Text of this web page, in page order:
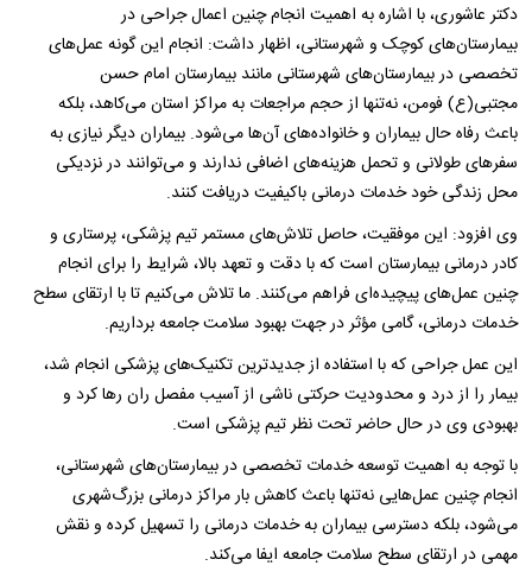
دکتر عاشوری، با اشاره به اهمیت انجام چنین اعمال جراحی در
بیمارستان‌های کوچک و شهرستانی، اظهار داشت: انجام این گونه عمل‌های
تخصصی در بیمارستان‌های شهرستانی مانند بیمارستان امام حسن
مجتبی(ع) فومن، نه‌تنها از حجم مراجعات به مراکز استان می‌کاهد، بلکه
باعث رفاه حال بیماران و خانواده‌های آن‌ها می‌شود. بیماران دیگر نیازی به
سفرهای طولانی و تحمل هزینه‌های اضافی ندارند و می‌توانند در نزدیکی
محل زندگی خود خدمات درمانی باکیفیت دریافت کنند.
وی افزود: این موفقیت، حاصل تلاش‌های مستمر تیم پزشکی، پرستاری و
کادر درمانی بیمارستان است که با دقت و تعهد بالا، شرایط را برای انجام
چنین عمل‌های پیچیده‌ای فراهم می‌کنند. ما تلاش می‌کنیم تا با ارتقای سطح
خدمات درمانی، گامی مؤثر در جهت بهبود سلامت جامعه برداریم.
این عمل جراحی که با استفاده از جدیدترین تکنیک‌های پزشکی انجام شد،
بیمار را از درد و محدودیت حرکتی ناشی از آسیب مفصل ران رها کرد و
بهبودی وی در حال حاضر تحت نظر تیم پزشکی است.
با توجه به اهمیت توسعه خدمات تخصصی در بیمارستان‌های شهرستانی،
انجام چنین عمل‌هایی نه‌تنها باعث کاهش بار مراکز درمانی بزرگ‌شهری
می‌شود، بلکه دسترسی بیماران به خدمات درمانی را تسهیل کرده و نقش
مهمی در ارتقای سطح سلامت جامعه ایفا می‌کند.